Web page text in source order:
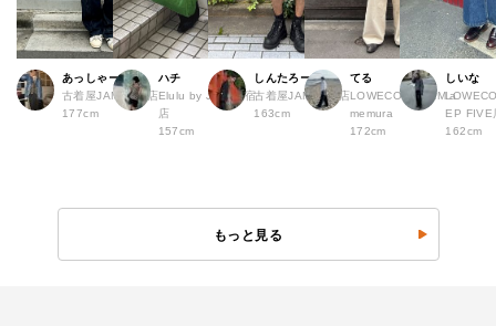
あっしゃー
古着屋JAM 原宿店
177cm
ハチ
Elulu by JAM 原宿
店
157cm
しんたろー
古着屋JAM 仙台店
163cm
てる
LOWECO by JAM a
memura
172cm
しいな
EP
162cm
もっと見る